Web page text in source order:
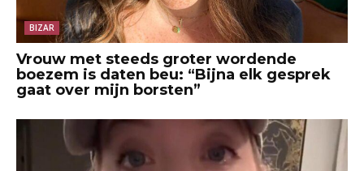
BIZAR
Vrouw met steeds groter wordende
boezem is daten beu: “Bijna elk gesprek
gaat over mijn borsten”